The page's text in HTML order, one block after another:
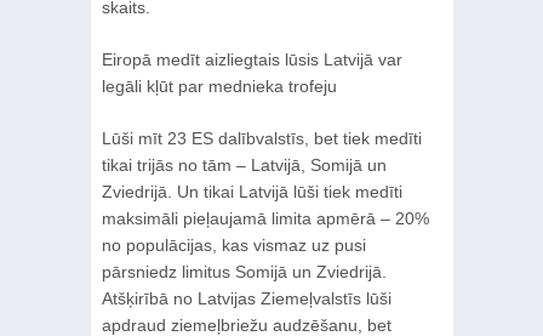
skaits.
Eiropā medīt aizliegtais lūsis Latvijā var
legāli kļūt par mednieka trofeju
Lūši mīt 23 ES dalībvalstīs, bet tiek medīti
tikai trijās no tām – Latvijā, Somijā un
Zviedrijā. Un tikai Latvijā lūši tiek medīti
maksimāli pieļaujamā limita apmērā – 20%
no populācijas, kas vismaz uz pusi
pārsniedz limitus Somijā un Zviedrijā.
Atšķirībā no Latvijas Ziemeļvalstīs lūši
apdraud ziemeļbriežu audzēšanu, bet